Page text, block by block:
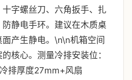
字螺丝刀、六角扳手、扎
静电手环。建议在木质桌
产生静电。\n\n机箱空间
核心。测量冷排安装位：
排厚度27mm+风扇